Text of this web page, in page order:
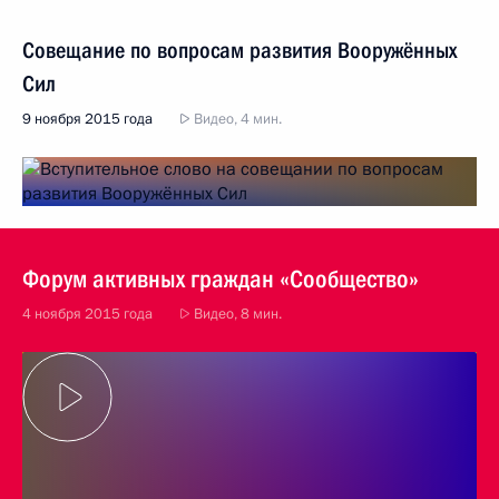
Совещание по вопросам развития Вооружённых
Сил
9 ноября 2015 года Видео, 4 мин.
Форум активных граждан «Сообщество»
4 ноября 2015 года Видео, 8 мин.